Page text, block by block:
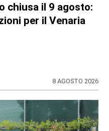
chiusa il 9 agosto:
per il Venaria
8 AGOSTO 2026